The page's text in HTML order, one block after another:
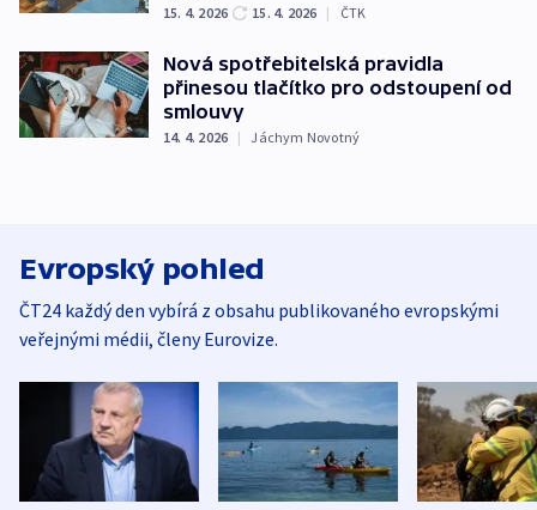
15. 4. 2026 15. 4. 2026 | ČTK
Nová spotřebitelská pravidla
přinesou tlačítko pro odstoupení od
smlouvy
14. 4. 2026 | Jáchym Novotný
Evropský pohled
ČT24 každý den vybírá z obsahu publikovaného evropskými
veřejnými médii, členy Eurovize.